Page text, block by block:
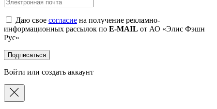
Даю свое согласие на получение рекламно-
информационных рассылок по E-MAIL от АО «Элис Фэшн
Рус»
Подписаться
Войти или создать аккаунт